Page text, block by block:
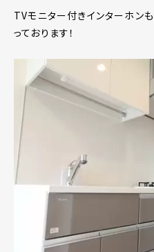
TVモニター付きインターホン
っております！